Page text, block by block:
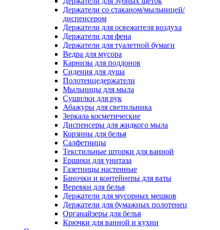
Держатели со стаканом/мыльницей/
диспенсером
Держатели для освежителя воздуха
Держатели для фена
Держатели для туалетной бумаги
Ведра для мусора
Карнизы для поддонов
Сидения для душа
Полотенцедержатели
Мыльницы для мыла
Сушилки для рук
Абажуры для светильника
Зеркала косметические
Диспенсеры для жидкого мыла
Корзины для белья
Салфетницы
Текстильные шторки для ванной
Ершики для унитаза
Газетницы настенные
Баночки и контейнеры для ваты
Веревки для белья
Держатели для мусорных мешков
Держатели для бумажных полотенец
Органайзеры для белья
Крючки для ванной и кухни